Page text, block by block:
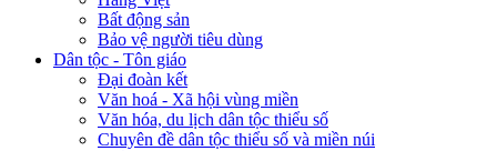
Bất động sản
Bảo vệ người tiêu dùng
Dân tộc - Tôn giáo
Đại đoàn kết
Văn hoá - Xã hội vùng miền
Văn hóa, du lịch dân tộc thiểu số
Chuyên đề dân tộc thiểu số và miền núi